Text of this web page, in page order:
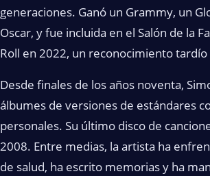
generaciones. Ganó un Grammy, un
Oscar, y fue incluida en el Salón de la
Roll en 2022, un reconocimiento
Desde finales de los años noventa,
álbumes de versiones de estándares
personales. Su último disco de
2008. Entre medias, la artista ha
de salud, ha escrito memorias y ha